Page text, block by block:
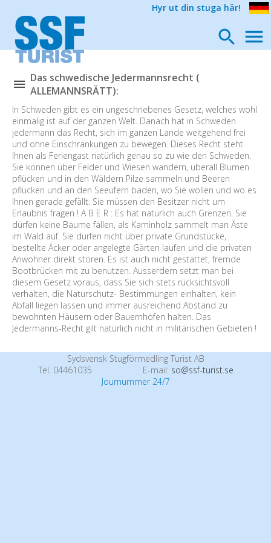
Hyr ut din stuga här!
Das schwedische Jedermannsrecht (
ALLEMANNSRÄTT):
In Schweden gibt es ein ungeschriebenes Gesetz, welches wohl
einmalig ist auf der ganzen Welt. Danach hat in Schweden
jedermann das Recht, sich im ganzen Lande weitgehend frei
und ohne Einschränkungen zu bewegen. Dieses Recht steht
Ihnen als Feriengast natürlich genau so zu wie den Schweden.
Sie können über Felder und Wiesen wandern, überall Blumen
pflücken und in den Wäldern Pilze sammeln und Beeren
pflücken und an den Seeufern baden, wo Sie wollen und wo es
Ihnen gerade gefällt. Sie müssen den Besitzer nicht um
Erlaubnis fragen ! A B E R : Es hat natürlich auch Grenzen. Sie
dürfen keine Bäume fällen, als Kaminholz sammelt man Äste
im Wald auf. Sie dürfen nicht über private Grundstücke,
bestellte Äcker oder angelegte Gärten laufen und die privaten
Anwohner direkt stören. Es ist auch nicht gestattet, fremde
Bootbrücken mit zu benutzen. Ausserdem setzt man bei
diesem Gesetz voraus, dass Sie sich stets rücksichtsvoll
verhalten, die Naturschutz- Bestimmungen einhalten, kein
Abfall liegen lassen und immer ausreichend Abstand zu
bewohnten Häusern oder Bauernhöfen halten. Das
Jedermanns-Recht gilt natürlich nicht in militärischen Gebieten !
Sydsvensk Stugförmedling Turist AB
Tel. 04461035
E-mail: so@ssf-turist.se
Journummer 24/7